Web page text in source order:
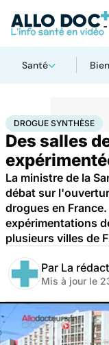
Santé
AccueilSantéMaladies
DROGUE SYNTHÈSE
Des salles
La ministre de la
débat sur
drogues en
expérimentations
plusieurs villes de
Par La
Mis à jour le